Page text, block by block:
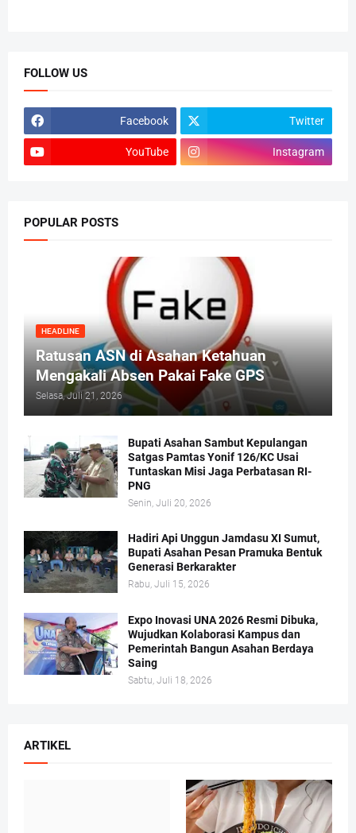
FOLLOW US
Facebook Twitter
YouTube Instagram
POPULAR POSTS
HEADLINE
Ratusan ASN di Asahan Ketahuan
Mengakali Absen Pakai Fake GPS
Selasa, Juli 21, 2026
Bupati Asahan Sambut Kepulangan
Satgas Pamtas Yonif 126/KC Usai
Tuntaskan Misi Jaga Perbatasan RI-
PNG
Senin, Juli 20, 2026
Hadiri Api Unggun Jamdasu XI Sumut,
Bupati Asahan Pesan Pramuka Bentuk
Generasi Berkarakter
Rabu, Juli 15, 2026
Expo Inovasi UNA 2026 Resmi Dibuka,
Wujudkan Kolaborasi Kampus dan
Pemerintah Bangun Asahan Berdaya
Saing
Sabtu, Juli 18, 2026
ARTIKEL